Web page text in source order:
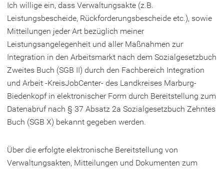
Bekanntgabe
von
Verwaltungsakten
und
Dokumenten
durch
Bereitstellung
zum
Ich willige ein, dass Verwaltungsakte (z.B.
Leistungsbescheide, Rückforderungsbescheide etc.), sowie
Mitteilungen jeder Art bezüglich meiner
Leistungsangelegenheit und aller Maßnahmen zur
Integration in den Arbeitsmarkt nach dem Sozialgesetzbuch
Zweites Buch (SGB II) durch den Fachbereich Integration
und Arbeit -KreisJobCenter- des Landkreises Marburg-
Biedenkopf in elektronischer Form durch Bereitstellung zum
Datenabruf nach § 37 Absatz 2a Sozialgesetzbuch Zehntes
Buch (SGB X) bekannt gegeben werden.
Über die erfolgte elektronische Bereitstellung von
Verwaltungsakten, Mitteilungen und Dokumenten zum